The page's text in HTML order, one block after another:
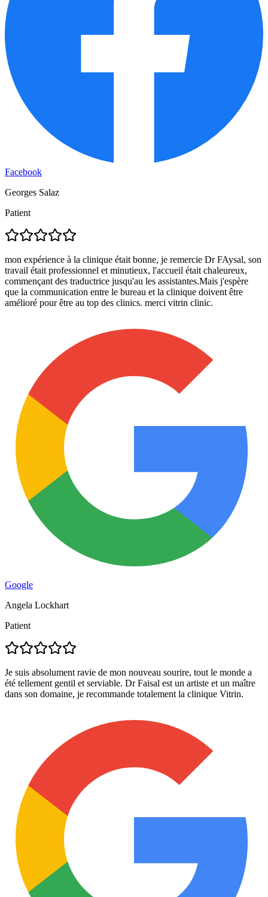
Facebook
Georges Salaz
Patient
mon expérience à la clinique était bonne, je remercie Dr FAysal, son
travail était professionnel et minutieux, l'accueil était chaleureux,
commençant des traductrice jusqu'au les assistantes.Mais j'espère
que la communication entre le bureau et la clinique doivent être
amélioré pour être au top des clinics. merci vitrin clinic.
Google
Angela Lockhart
Patient
Je suis absolument ravie de mon nouveau sourire, tout le monde a
été tellement gentil et serviable. Dr Faisal est un artiste et un maître
dans son domaine, je recommande totalement la clinique Vitrin.